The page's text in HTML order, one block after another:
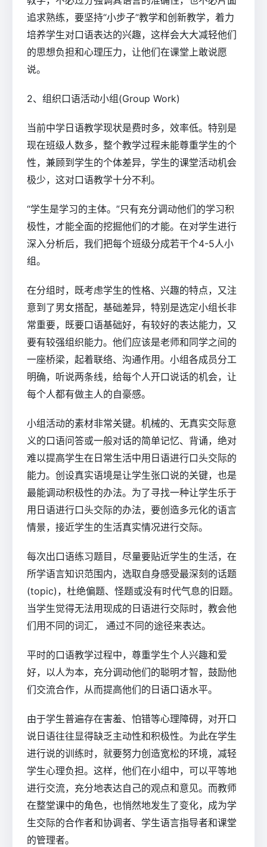
追求熟练，要坚持“小步子”教学和创新教学，着力
培养学生对口语表达的兴趣，这样会大大减轻他们
的思想负担和心理压力，让他们在课堂上敢说愿
说。
2、组织口语活动小组(Group Work)
当前中学日语教学现状是费时多，效率低。特别是
现在班级人数多，整个教学过程未能尊重学生的个
性，兼顾到学生的个体差异，学生的课堂活动机会
极少，这对口语教学十分不利。
“学生是学习的主体。”只有充分调动他们的学习积
极性，才能全面的挖掘他们的才能。在对学生进行
深入分析后，我们把每个班级分成若干个4-5人小
组。
在分组时，既考虑学生的性格、兴趣的特点，又注
意到了男女搭配，基础差异，特别是选定小组长非
常重要，既要口语基础好，有较好的表达能力，又
要有较强组织能力。他们应该是老师和同学之间的
一座桥梁，起着联络、沟通作用。小组各成员分工
明确，听说两条线，给每个人开口说话的机会，让
每个人都有做主人的自豪感。
小组活动的素材非常关键。机械的、无真实交际意
义的口语问答或一般对话的简单记忆、背诵，绝对
难以提高学生在日常生活中用日语进行口头交际的
能力。创设真实语境是让学生张口说的关键，也是
最能调动积极性的办法。为了寻找一种让学生乐于
用日语进行口头交际的办法，要创造多元化的语言
情景，接近学生的生活真实情况进行交际。
每次出口语练习题目，尽量要贴近学生的生活，在
所学语言知识范围内，选取自身感受最深刻的话题
(topic)，杜绝偏题、怪题或没有时代气息的旧题。
当学生觉得无法用现成的日语进行交际时，教会他
们用不同的词汇， 通过不同的途径来表达。
平时的口语教学过程中，尊重学生个人兴趣和爱
好，以人为本，充分调动他们的聪明才智，鼓励他
们交流合作，从而提高他们的日语口语水平。
由于学生普遍存在害羞、怕错等心理障碍，对开口
说日语往往显得缺乏主动性和积极性。为此在学生
进行说的训练时，就要努力创造宽松的环境，减轻
学生心理负担。这样，他们在小组中，可以平等地
进行交流，充分地表达自己的观点和意见。而教师
在整堂课中的角色，也悄然地发生了变化，成为学
生交际的合作者和协调者、学生语言指导者和课堂
的管理者。